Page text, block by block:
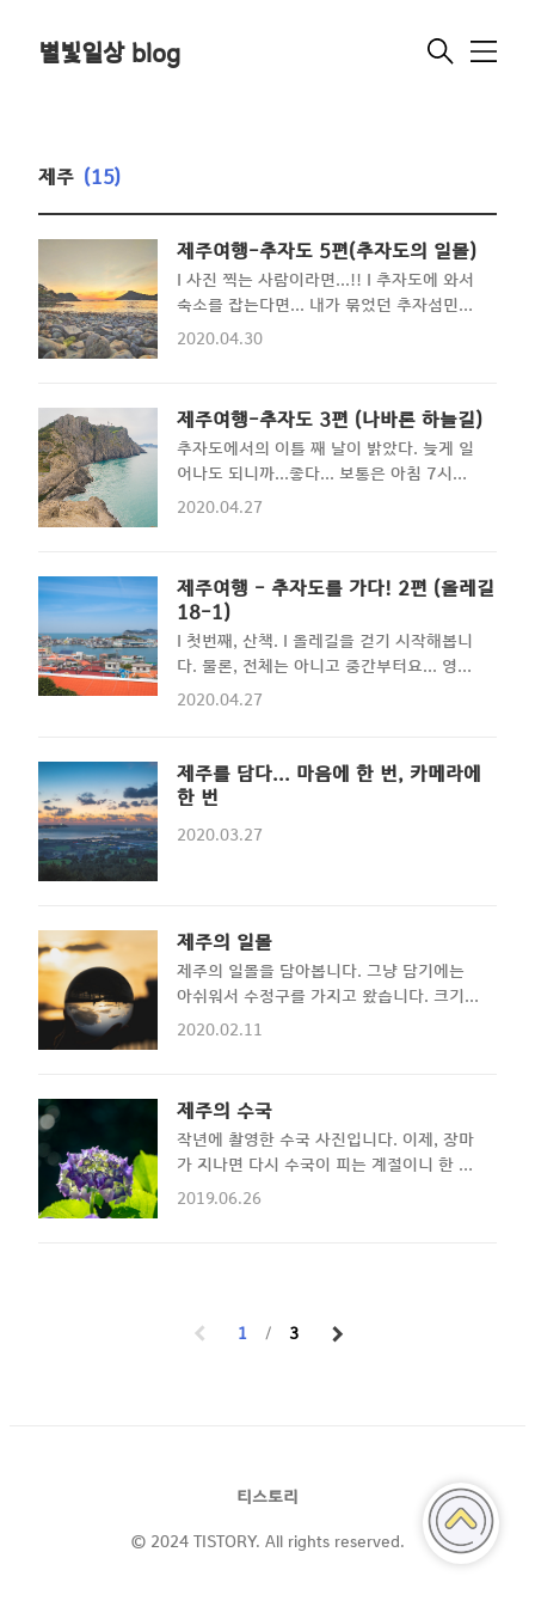
별빛일상 blog
메
제주 (15)
제주여행-추자도 5편(추자도의 일몰)
I 사진 찍는 사람이라면...!! I 추자도에 와서
숙소를 잡는다면... 내가 묶었던 추자섬민박
집(현재 이름:: 후포고여사민박) (여기여기)
있고... 장점을 몇가지 꼽자면... 1. 배시간
알려주면 픽업오신다. (갈 때는 알아서..ㅎ
그래서 상추자로 오시는 분 추천) 2. 위치가
너무너무 좋다. 10분만 걸으면 상추자 시내
+ 올레길 시작점이고... 3. 바로 앞에 정말정
같다. 4. 해변 근처에 사진 갤러리가 있어서
추자도의 모습들을 사진으로 만나볼 수 있
다. 5. 걸어서 5분이면 나바론 하늘길 입구
나온다. 아.....너무 홍보같..
2020.04.30
제주여행-추자도 3편 (나바론 하늘길)
추자도에서의 이틀 째 날이 밝았다. 늦게 일
어나도 되니까...좋다... 보통은 아침 7시에
일어났는데... 아, 물론 밥시간이 있어서 8시
다... 아주 맛 좋은 맛은 아니지만 단백한 맛
이 좋다. 역시나 거의 모든 반찬이 해산
물...!! 미역....김....생선...등등등..... 맛있게
먹고 뒹굴뒹굴 하다가 집 바로 앞에가 나바
론 하늘길 입구이길래 도저어어언!! 뭐, 한
라산도 올라가는데 추자도가 높아봤자 얼마
가 발달해서 그런지 별로 안힘들다.. 날씨도
적당히 선선하고 마침 구름이 껴서 햇빛도
없어 덥지도 않았다. 올라가면서 마음..
2020.04.27
제주여행 - 추자도를 가다! 2편 (올레길
18-1)
I 첫번째, 산책. I 올레길을 걷기 시작해봅니
다. 물론, 전체는 아니고 중간부터요... 영흥
리 마을을 지나 올레길 표시가 있는 길들을
마을 모습이 한 눈에 들어옵니다. 여기서부
터는 조금 올라가야 합니다. 물론, 아주 가파
덕을 올라가는 길이여서 운동화는 필수입니
니다. 원래는 전망대가 있어서 건물 안으로
들어가볼 수 있는 공간 같던데... 코로나 사
태 때문에 이 때는 들어갈 수가 없었습니다.
들어갈 수 있었습니다...
2020.04.27
제주를 담다... 마음에 한 번, 카메라에
한 번
2020.03.27
제주의 일몰
제주의 일몰을 담아봅니다. 그냥 담기에는
아쉬워서 수정구를 가지고 왔습니다. 크기가
작으면 그만큼 가벼워지지만, 그 안에 담기
날, 일기예보에는 구름 많음이라고 되어 있
었지만, 기상청 위성사진을 보며 구름의 이
동 모습을 보던 저는 발견합니다. '오늘이 그
날이다! 사진 잘나오는 날!' 그래서 바로 이
호 해수욕장으로 달려갑니다. 막상 해수욕장
로 눈에 담기는 풍경은 훨씬 장관이였습니
다. 역시 일몰 사진은 아주 맑은 하늘보다는
2020.02.11
제주의 수국
작년에 촬영한 수국 사진입니다. 이제, 장마
가 지나면 다시 수국이 피는 계절이니 한 번
더 도전해 보려 합니다.
2019.06.26
1 3
티스토리
© 2024 TISTORY. All rights reserved.